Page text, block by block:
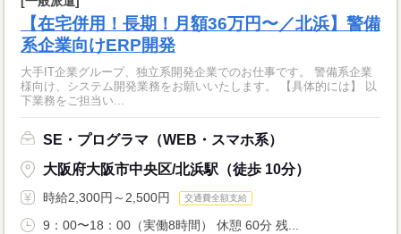
【在宅併用！長期！月額36万円〜／北浜】警備
系企業向けERP開発
大手IT企業グループ、独立系開発企業でのお仕事です。 警備系企業
様向け、システム開発業務をお願いいたします。 【具体的には】 以
下業務をご担当い...
SE・プログラマ（WEB・スマホ系）
大阪府大阪市中央区/北浜駅（徒歩 10分）
時給2,300円～2,500円 交通費全額支給
9：00〜18：00（実働8時間） 休憩 60分 残...